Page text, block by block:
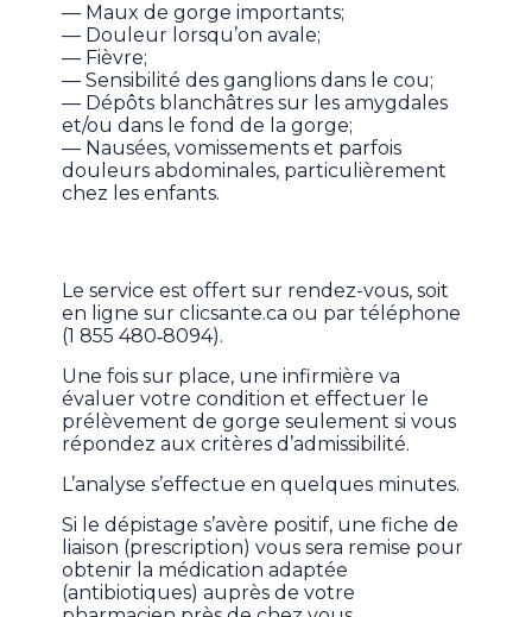
— Maux de gorge importants;
— Douleur lorsqu’on avale;
— Fièvre;
— Sensibilité des ganglions dans le cou;
— Dépôts blanchâtres sur les amygdales
et/ou dans le fond de la gorge;
— Nausées, vomissements et parfois
douleurs abdominales, particulièrement
chez les enfants.
Le service est offert sur rendez-vous, soit
en ligne sur clicsante.ca ou par téléphone
(1 855 480‑8094).
Une fois sur place, une infirmière va
évaluer votre condition et effectuer le
prélèvement de gorge seulement si vous
répondez aux critères d’admissibilité.
L’analyse s’effectue en quelques minutes.
Si le dépistage s’avère positif, une fiche de
liaison (prescription) vous sera remise pour
obtenir la médication adaptée
(antibiotiques) auprès de votre